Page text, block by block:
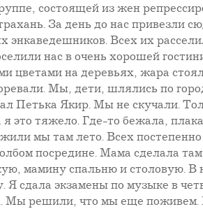
состоящей из жен
За день до нас привезли
Всех их
нас в очень хорошей
цветами на деревьях, жара
Мы, дети, шлялись по
Петька Якир. Мы не скучали.
это тяжело. Где-то бежала,
мы там лето. Всех
посредине. Мама сделала
мамину спальню и столовую.
Я сдала экзамены по музыке в
Мы решили, что мы еще поживем.